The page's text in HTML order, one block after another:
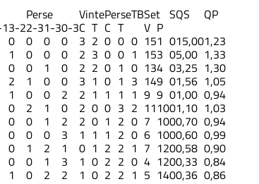
Perse VintePerseTBSet SQS QP
3-22-31-30-3C T C T V P
0 0 0 0 3 2 0 0 0 151 015,001,23
1 0 0 0 2 3 0 0 1 153 05,00 1,33
0 0 1 0 2 2 0 1 0 134 03,25 1,30
2 1 0 0 3 1 0 1 3 149 01,56 1,05
1 0 0 2 2 1 1 1 1 9 9 01,00 0,94
0 2 1 0 2 0 0 3 2 111001,10 1,03
0 0 1 2 2 0 1 2 0 7 1000,70 0,94
0 0 0 3 1 1 1 2 0 6 1000,60 0,99
0 1 2 1 0 1 2 2 1 7 1200,58 0,90
0 0 1 3 1 0 2 2 0 4 1200,33 0,84
1 0 2 2 1 0 2 2 1 5 1400,36 0,86